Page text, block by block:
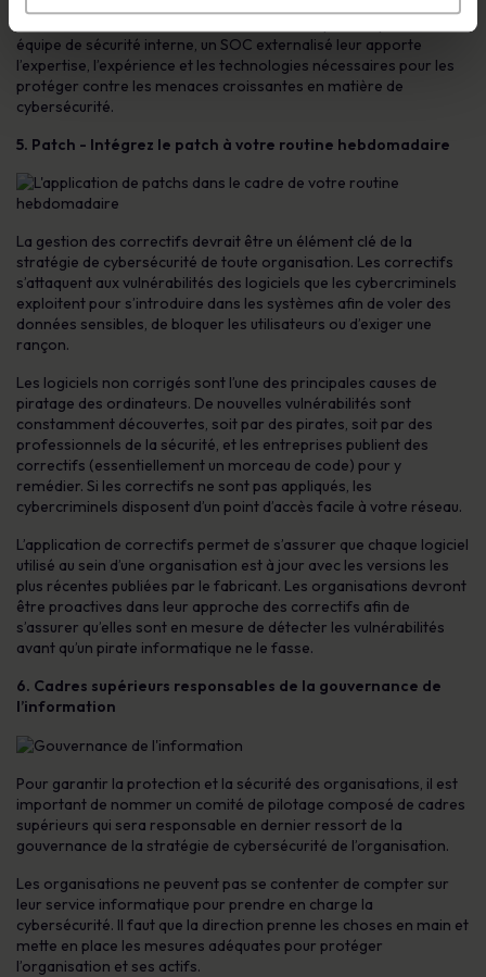
équipe de sécurité interne, un SOC externalisé leur apporte
l’expertise, l’expérience et les technologies nécessaires pour les
protéger contre les menaces croissantes en matière de
cybersécurité.
5. Patch - Intégrez le patch à votre routine hebdomadaire
La gestion des correctifs devrait être un élément clé de la
stratégie de cybersécurité de toute organisation. Les correctifs
s’attaquent aux vulnérabilités des logiciels que les cybercriminels
exploitent pour s’introduire dans les systèmes afin de voler des
données sensibles, de bloquer les utilisateurs ou d’exiger une
rançon.
Les logiciels non corrigés sont l’une des principales causes de
piratage des ordinateurs. De nouvelles vulnérabilités sont
constamment découvertes, soit par des pirates, soit par des
professionnels de la sécurité, et les entreprises publient des
correctifs (essentiellement un morceau de code) pour y
remédier. Si les correctifs ne sont pas appliqués, les
cybercriminels disposent d’un point d’accès facile à votre réseau.
L’application de correctifs permet de s’assurer que chaque logiciel
utilisé au sein d’une organisation est à jour avec les versions les
plus récentes publiées par le fabricant. Les organisations devront
être proactives dans leur approche des correctifs afin de
s’assurer qu’elles sont en mesure de détecter les vulnérabilités
avant qu’un pirate informatique ne le fasse.
6. Cadres supérieurs responsables de la gouvernance de
l’information
Pour garantir la protection et la sécurité des organisations, il est
important de nommer un comité de pilotage composé de cadres
supérieurs qui sera responsable en dernier ressort de la
gouvernance de la stratégie de cybersécurité de l’organisation.
Les organisations ne peuvent pas se contenter de compter sur
leur service informatique pour prendre en charge la
cybersécurité. Il faut que la direction prenne les choses en main et
mette en place les mesures adéquates pour protéger
l’organisation et ses actifs.